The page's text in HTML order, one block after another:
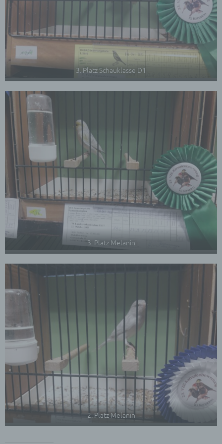
3. Platz Schauklasse D1
3. Platz Melanin
2. Platz Melanin
Willensbekundung in Form einer Erklärung oder
einer sonstigen eindeutigen bestätigenden
Handlung, mit der die betroffene Person zu
verstehen gibt, dass sie mit der Verarbeitung der
sie betreffenden personenbezogenen Daten
einverstanden ist.
Name und Anschrift des für die Verarbeitung
Verantwortlicher im Sinne der Datenschutz-
Grundverordnung, sonstiger in den Mitgliedstaaten
der Europäischen Union geltenden
Datenschutzgesetze und anderer Bestimmungen
mit datenschutzrechtlichem Charakter ist die:
Vereinigung für Zucht und Erhaltung einheimischer
und fremdländischer Vögel e.V. (VZE)
Dr. Niels Mensing
Akazienstr. 4
39126 Magdeburg
Deutschland
039150959778
E-Mail: niels.mensing@t-online.de
Cookies / SessionStorage / LocalStorage
Die Internetseiten verwenden teilweise so
genannte Cookies, LocalStorage und
nutzerfreundlicher, effektiver und sicherer zu
machen. Local Storage und SessionStorage ist
auf Ihrem Computer oder mobilen Gerät
abspeichert. Cookies sind Textdateien, welche
über einen Internetbrowser auf einem
Computersystem abgelegt und gespeichert
werden. Sie können die Verwendung von Cookies,
LocalStorage und SessionStorage durch
entsprechende Einstellung in Ihrem Browser
verhindern.
Zahlreiche Internetseiten und Server verwenden
Cookies. Viele Cookies enthalten eine sogenannte
Cookie-ID. Eine Cookie-ID ist eine eindeutige
Kennung des Cookies. Sie besteht aus einer
Zeichenfolge, durch welche Internetseiten und
Server dem konkreten Internetbrowser zugeordnet